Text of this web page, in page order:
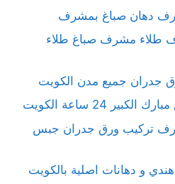
دهان صباغ بمشرف
طلاء مشرف صباغ طلاء
جدران جميع مدن الكويت
24 ساعة الكويت
تركيب ورق جدران جبس
و دهانات اصلية بالكويت